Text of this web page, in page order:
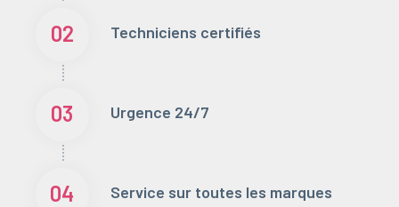
02 Techniciens certifiés
03 Urgence 24/7
04 Service sur toutes les marques